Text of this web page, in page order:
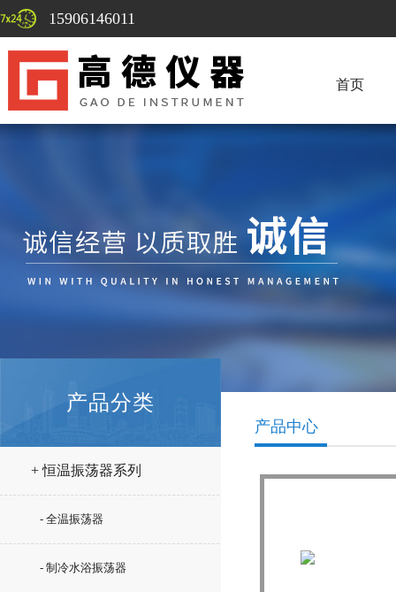
15906146011
首页
产品分类
+ 恒温振荡器系列
- 全温振荡器
- 制冷水浴振荡器
产品中心